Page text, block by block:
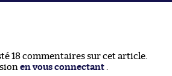
18 commentaires sur cet article.
en vous connectant